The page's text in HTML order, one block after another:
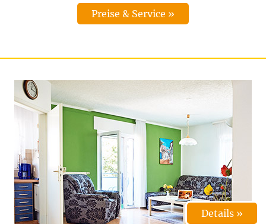
Preise & Service »
Details »